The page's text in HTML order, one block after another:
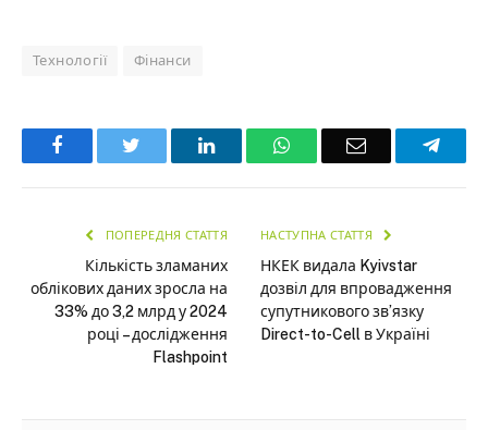
Технології Фінанси
Facebook LinkedInWhatsAppEmail
ПОПЕРЕДНЯ СТАТТЯ
Кількість зламаних
облікових даних зросла на
33% до 3,2 млрд у 2024
році – дослідження
Flashpoint
НАСТУПНА СТАТТЯ
НКЕК видала Kyivstar
дозвіл для впровадження
супутникового зв’язку
Direct-to-Cell в Україні